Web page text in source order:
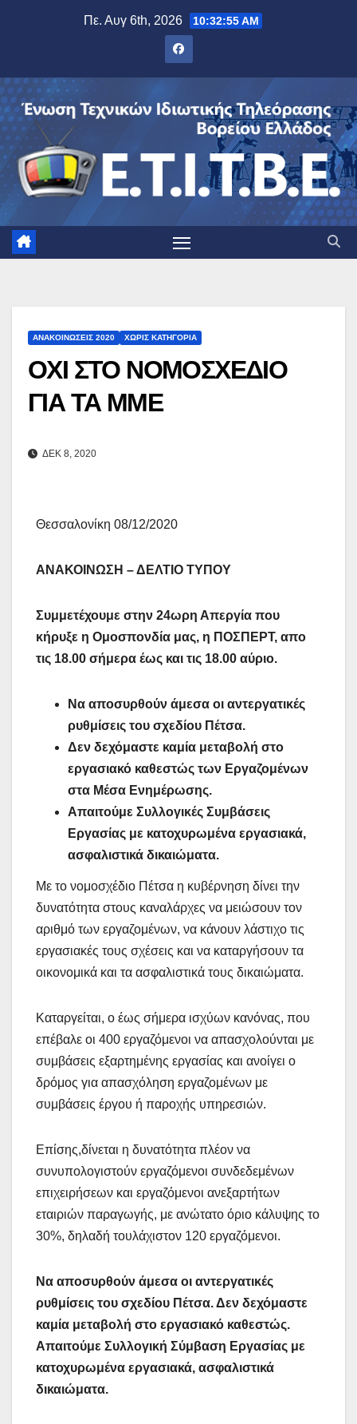
Πε. Αυγ 6th, 2026 10:32:56 AM
ΑΝΑΚΟΙΝΏΣΕΙΣ 2020 ΧΩΡΊΣ ΚΑΤΗΓΟΡΊΑ
ΟΧΙ ΣΤΟ ΝΟΜΟΣΧΕΔΙΟ
ΓΙΑ ΤΑ ΜΜΕ
ΔΕΚ 8, 2020
Θεσσαλονίκη 08/12/2020
ΑΝΑΚΟΙΝΩΣΗ – ΔΕΛΤΙΟ ΤΥΠΟΥ
Συμμετέχουμε στην 24ωρη Απεργία που
κήρυξε η Ομοσπονδία μας, η ΠΟΣΠΕΡΤ, απο
τις 18.00 σήμερα έως και τις 18.00 αύριο.
Να αποσυρθούν άμεσα οι αντεργατικές
ρυθμίσεις του σχεδίου Πέτσα.
Δεν δεχόμαστε καμία μεταβολή στο
εργασιακό καθεστώς των Εργαζομένων
στα Μέσα Ενημέρωσης.
Απαιτούμε Συλλογικές Συμβάσεις
Εργασίας με κατοχυρωμένα εργασιακά,
ασφαλιστικά δικαιώματα.
Με το νομοσχέδιο Πέτσα η κυβέρνηση δίνει την
δυνατότητα στους καναλάρχες να μειώσουν τον
αριθμό των εργαζομένων, να κάνουν λάστιχο τις
εργασιακές τους σχέσεις και να καταργήσουν τα
οικονομικά και τα ασφαλιστικά τους δικαιώματα.
Καταργείται, ο έως σήμερα ισχύων κανόνας, που
επέβαλε οι 400 εργαζόμενοι να απασχολούνται με
συμβάσεις εξαρτημένης εργασίας και ανοίγει ο
δρόμος για απασχόληση εργαζομένων με
συμβάσεις έργου ή παροχής υπηρεσιών.
Επίσης,δίνεται η δυνατότητα πλέον να
συνυπολογιστούν εργαζόμενοι συνδεδεμένων
επιχειρήσεων και εργαζόμενοι ανεξαρτήτων
εταιριών παραγωγής, με ανώτατο όριο κάλυψης το
30%, δηλαδή τουλάχιστον 120 εργαζόμενοι.
Να αποσυρθούν άμεσα οι αντεργατικές
ρυθμίσεις του σχεδίου Πέτσα. Δεν δεχόμαστε
καμία μεταβολή στο εργασιακό καθεστώς.
Απαιτούμε Συλλογική Σύμβαση Εργασίας με
κατοχυρωμένα εργασιακά, ασφαλιστικά
δικαιώματα.